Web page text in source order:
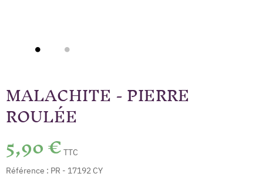
MALACHITE - PIERRE
ROULÉE
5,90 € TTC
Référence : PR - 17192 CY